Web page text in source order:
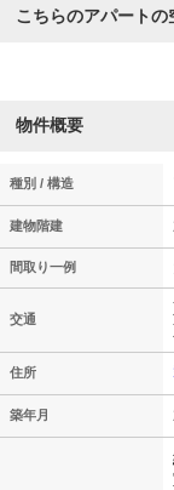
こちらのアパートの
物件概要
種別 / 構造
建物階建
間取り一例
交通
住所
築年月